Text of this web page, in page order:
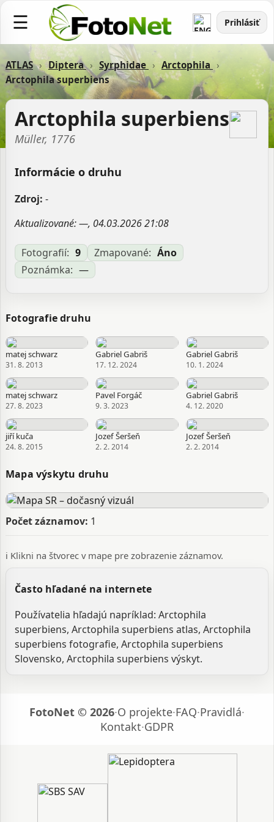
☰ Prihlásiť
ATLAS › Diptera › Syrphidae › Arctophila ›
Arctophila superbiens
Arctophila superbiens
Müller, 1776
Informácie o druhu
Zdroj: -
Aktualizované: —, 04.03.2026 21:08
Fotografií: 9 Zmapované: Áno
Poznámka: —
Fotografie druhu
matej schwarz
31. 8. 2013
Gabriel Gabriš
17. 12. 2024
Gabriel Gabriš
10. 1. 2024
matej schwarz
27. 8. 2023
Pavel Forgáč
9. 3. 2023
Gabriel Gabriš
4. 12. 2020
jiří kuča
24. 8. 2015
Jozef Šeršeň
2. 2. 2014
Jozef Šeršeň
2. 2. 2014
Mapa výskytu druhu
Počet záznamov: 1
ℹ️ Klikni na štvorec v mape pre zobrazenie záznamov.
Často hľadané na internete
Používatelia hľadajú napríklad: Arctophila
superbiens, Arctophila superbiens atlas, Arctophila
superbiens fotografie, Arctophila superbiens
Slovensko, Arctophila superbiens výskyt.
FotoNet © 2026·O projekte·FAQ·Pravidlá·
Kontakt·GDPR